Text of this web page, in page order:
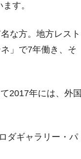
す。
な方。地方レスト
」で7年働き、そ
2017年には、外国
ダギャラリー・パ